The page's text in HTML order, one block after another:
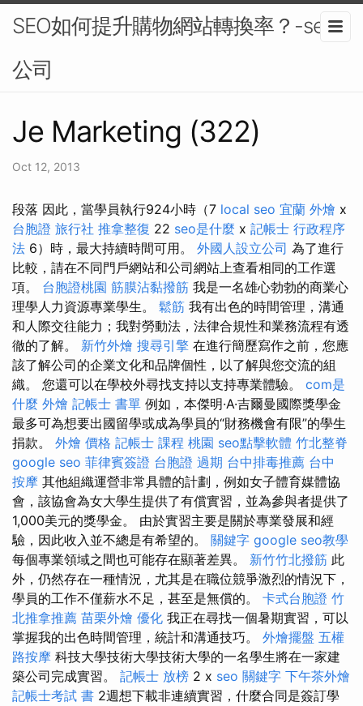
SEO如何提升購物網站轉換率？-seo
公司
Je Marketing (322)
Oct 12, 2013
段落 因此，當學員執行924小時（7 local seo 宜蘭 外燴 x
台胞證 旅行社 推拿整復 22 seo是什麼 x 記帳士 行政程序
法 6）時，最大持續時間可用。 外國人設立公司 為了進行
比較，請在不同門戶網站和公司網站上查看相同的工作選
項。 台胞證桃園 筋膜沾黏撥筋 我是一名雄心勃勃的商業心
理學人力資源專業學生。 鬆筋 我有出色的時間管理，溝通
和人際交往能力；我對勞動法，法律合規性和業務流程有透
徹的了解。 新竹外燴 搜尋引擎 在進行簡歷寫作之前，您應
該了解公司的企業文化和品牌個性，以了解與您交流的組
織。 您還可以在學校外尋找支持以支持專業體驗。 com是
什麼 外燴 記帳士 書單 例如，本傑明·A·吉爾曼國際獎學金
最多可為想要出國留學或成為學員的“財務機會有限”的學生
捐款。 外燴 價格 記帳士 課程 桃園 seo點擊軟體 竹北整脊
google seo 菲律賓簽證 台胞證 過期 台中排毒推薦 台中
按摩 其他組織運營非常具體的計劃，例如女子體育媒體協
會，該協會為女大學生提供了有償實習，並為參與者提供了
1,000美元的獎學金。 由於實習主要是關於專業發展和經
驗，因此收入並不總是有希望的。 關鍵字 google seo教學
每個專業領域之間也可能存在顯著差異。 新竹竹北撥筋 此
外，仍然存在一種情況，尤其是在職位競爭激烈的情況下，
學員的工作不僅薪水不足，甚至是無償的。 卡式台胞證 竹
北推拿推薦 苗栗外燴 優化 我正在尋找一個暑期實習，可以
掌握我的出色時間管理，統計和溝通技巧。 外燴擺盤 五權
路按摩 科技大學技術大學技術大學的一名學生將在一家建
築公司完成實習。 記帳士 放榜 2 x seo 關鍵字 下午茶外燴
記帳士考試 書 2週想下載非連續實習，什麼合同是簽訂學